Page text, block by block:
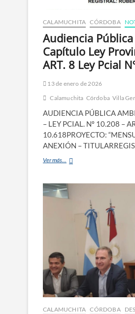
CALAMUCHITA CÓRDOBA
Audiencia
Capítulo Ley
ART. 8 Ley Pcial
13 de enero de 2026
Calamuchita Córdoba Villa
AUDIENCIA PÚBLICA
– LEY PCIAL. Nº 10.208 –
10.618PROYECTO:
ANEXIÓN –
Ver más...
CALAMUCHITA CÓRDOBA